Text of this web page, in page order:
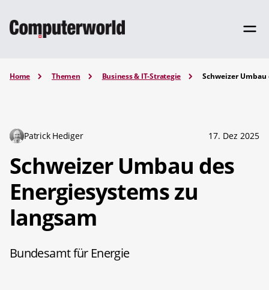
Home Themen Business & IT-Strategie Schweizer
Patrick Hediger 17. Dez 2025
Schweizer Umbau des
Energiesystems zu
langsam
Bundesamt für Energie